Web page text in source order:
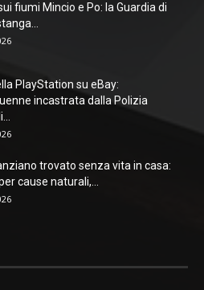
fiumi Mincio e Po: la Guardia di
PlayStation su eBay:
incastrata dalla Polizia
trovato senza vita in casa:
cause naturali,...